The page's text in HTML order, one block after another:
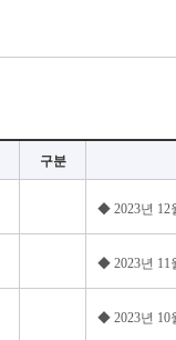
구분
◆ 2023년 12
◆ 2023년 11
◆ 2023년 10